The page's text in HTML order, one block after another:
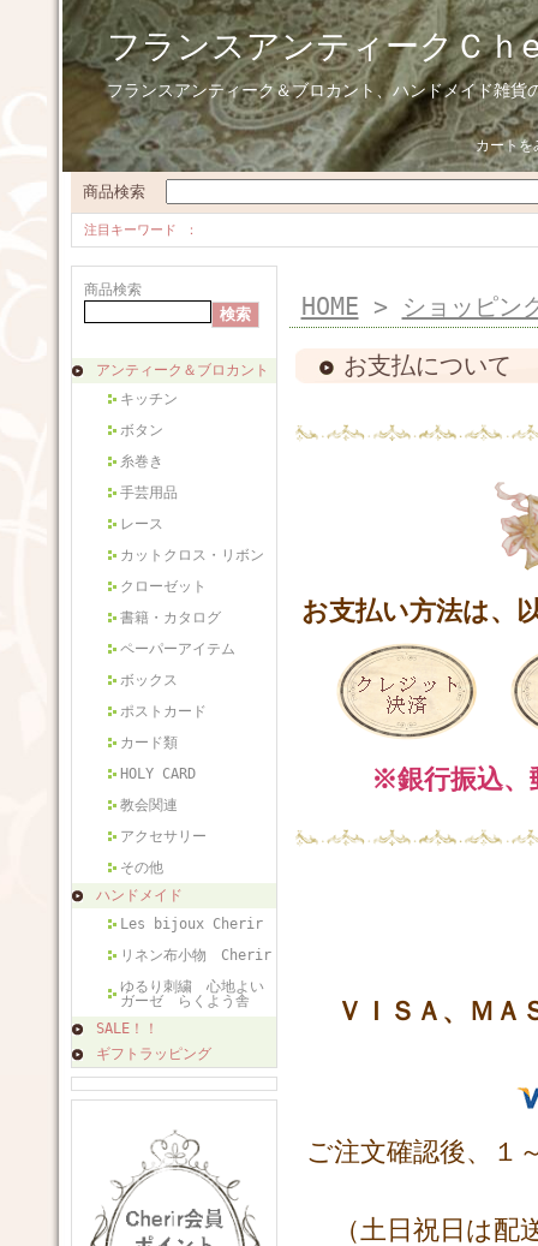
フランスアンティークＣｈ
フランスアンティーク＆ブロカント、ハンドメイド雑貨
カートを
商品検索
注目キーワード
商品検索
アンティーク＆ブロカント
キッチン
ボタン
糸巻き
手芸用品
レース
カットクロス・リボン
クローゼット
書籍・カタログ
ペーパーアイテム
ボックス
ポストカード
カード類
HOLY CARD
教会関連
アクセサリー
その他
ハンドメイド
Les bijoux Cherir
リネン布小物 Cherir
ゆるり刺繍 心地よい
ガーゼ らくよう舎
SALE！！
ギフトラッピング
HOME > ショッピン
お支払について
お支払い方法は、
※銀行振込、
ＶＩＳＡ、ＭＡ
ご注文確認後、１
（土日祝日は